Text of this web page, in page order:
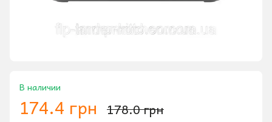
В наличии
174.4 грн 178.0 грн